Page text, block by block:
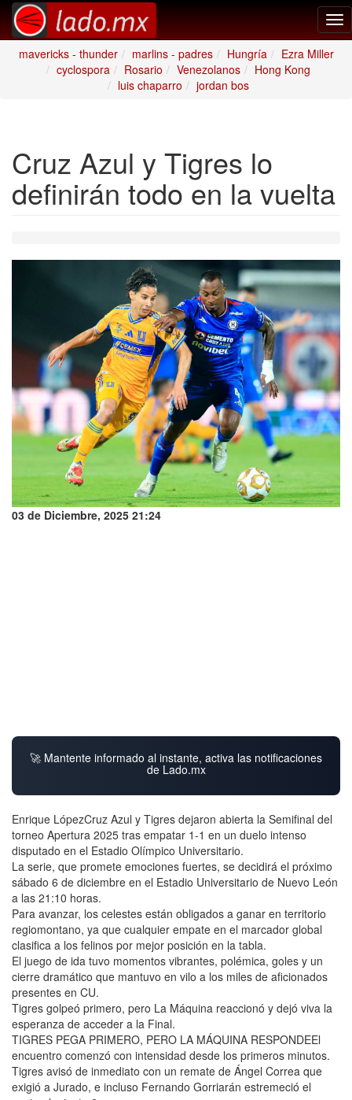
mavericks - thunder
marlins - padres Hungría
Ezra Miller
cyclospora
Rosario Venezolanos
Hong Kong
luis chaparro
jordan bos
Cruz Azul y Tigres lo
definirán todo en la vuelta
03 de Diciembre, 2025 21:24
🚀 Mantente informado al instante, activa las notificaciones
de Lado.mx
Enrique LópezCruz Azul y Tigres dejaron abierta la Semifinal del
torneo Apertura 2025 tras empatar 1-1 en un duelo intenso
disputado en el Estadio Olímpico Universitario.
La serie, que promete emociones fuertes, se decidirá el próximo
sábado 6 de diciembre en el Estadio Universitario de Nuevo León
a las 21:10 horas.
Para avanzar, los celestes están obligados a ganar en territorio
regiomontano, ya que cualquier empate en el marcador global
clasifica a los felinos por mejor posición en la tabla.
El juego de ida tuvo momentos vibrantes, polémica, goles y un
cierre dramático que mantuvo en vilo a los miles de aficionados
presentes en CU.
Tigres golpeó primero, pero La Máquina reaccionó y dejó viva la
esperanza de acceder a la Final.
TIGRES PEGA PRIMERO, PERO LA MÁQUINA RESPONDEEl
encuentro comenzó con intensidad desde los primeros minutos.
Tigres avisó de inmediato con un remate de Ángel Correa que
exigió a Jurado, e incluso Fernando Gorriarán estremeció el